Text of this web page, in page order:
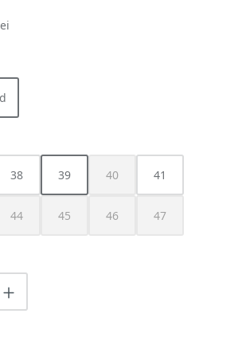
nicht verfügbar.)
38 39 40
(Diese Option ist zurzeit
41
ist zurzeit nicht verfügbar.)
44
(Diese Option ist zurzeit nicht verfügbar.)
45
(Diese Option ist zurzeit nicht
46
(Diese Option ist zurzeit
47
(Diese Option ist
Gib den gewünschten